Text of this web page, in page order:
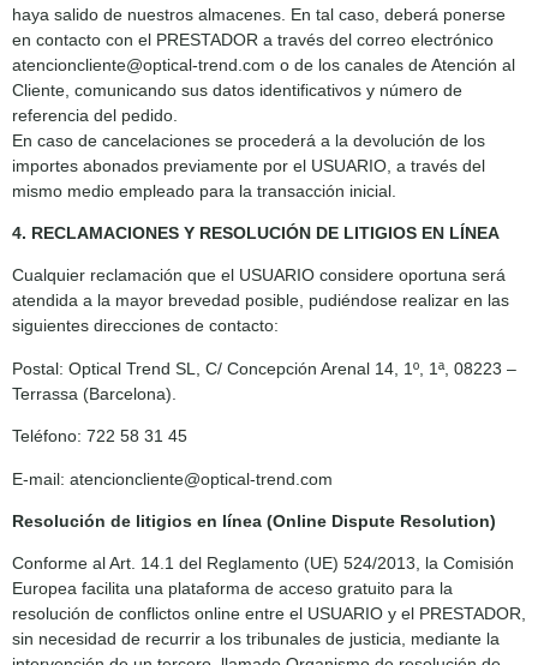
haya salido de nuestros almacenes. En tal caso, deberá ponerse
en contacto con el PRESTADOR a través del correo electrónico
atencioncliente@optical-trend.com o de los canales de Atención al
Cliente, comunicando sus datos identificativos y número de
referencia del pedido.
En caso de cancelaciones se procederá a la devolución de los
importes abonados previamente por el USUARIO, a través del
mismo medio empleado para la transacción inicial.
4. RECLAMACIONES Y RESOLUCIÓN DE LITIGIOS EN LÍNEA
Cualquier reclamación que el USUARIO considere oportuna será
atendida a la mayor brevedad posible, pudiéndose realizar en las
siguientes direcciones de contacto:
Postal: Optical Trend SL, C/ Concepción Arenal 14, 1º, 1ª, 08223 –
Terrassa (Barcelona).
Teléfono: 722 58 31 45
E-mail: atencioncliente@optical-trend.com
Resolución de litigios en línea (Online Dispute Resolution)
Conforme al Art. 14.1 del Reglamento (UE) 524/2013, la Comisión
Europea facilita una plataforma de acceso gratuito para la
resolución de conflictos online entre el USUARIO y el PRESTADOR,
sin necesidad de recurrir a los tribunales de justicia, mediante la